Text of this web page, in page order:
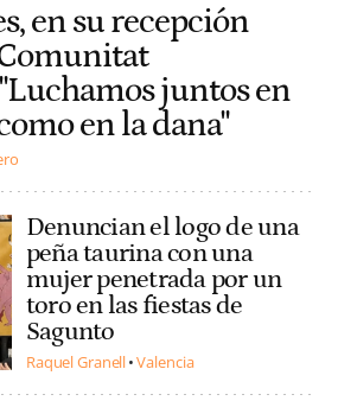
en su recepción
juntos en
en la dana"
Denuncian el logo de una
peña taurina con una
mujer penetrada por un
toro en las fiestas de
Sagunto
Raquel Granell Valencia